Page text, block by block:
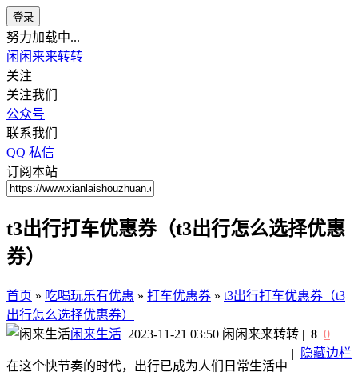
登录
努力加载中...
闲闲来来转转
关注
关注我们
公众号
联系我们
QQ 私信
订阅本站
t3出行打车优惠券（t3出行怎么选择优惠
券）
首页 » 吃喝玩乐有优惠 » 打车优惠券 » t3出行打车优惠券（t3
出行怎么选择优惠券）
闲来生活 2023-11-21 03:50 闲闲来来转转
|
隐藏边栏
| 8 0
在这个快节奏的时代，出行已成为人们日常生活中